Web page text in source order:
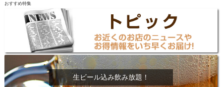
おすすめ特集
生ビール込み飲み放題！